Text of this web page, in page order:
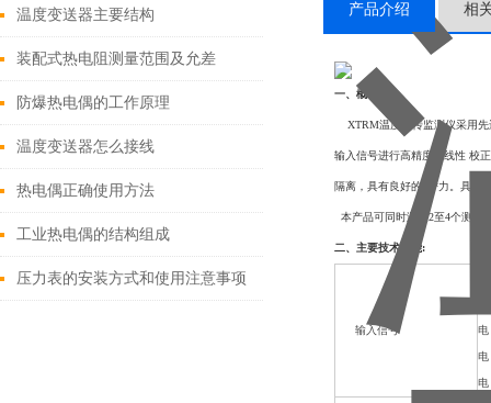
温度变送器主要结构
装配式热电阻测量范围及允差
防爆热电偶的工作原理
温度变送器怎么接线
热电偶正确使用方法
工业热电偶的结构组成
压力表的安装方式和使用注意事项
产品介绍 相
一、概 述：
XTRM温度远传监测仪采用
输入信号进行高精度的线性 校
隔离，具有良好的抗*力。具有
本产品可同时测量2至4个测量
二、主要技术性能:
输入信号 电
电